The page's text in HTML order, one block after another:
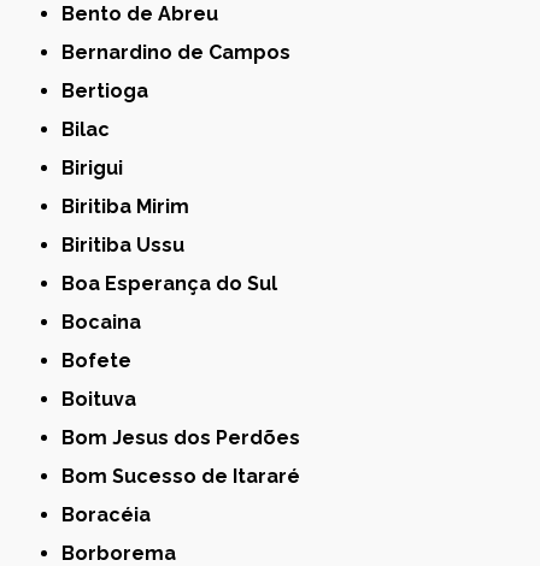
Bento de Abreu
Bernardino de Campos
Bertioga
Bilac
Birigui
Biritiba Mirim
Biritiba Ussu
Boa Esperança do Sul
Bocaina
Bofete
Boituva
Bom Jesus dos Perdões
Bom Sucesso de Itararé
Boracéia
Borborema